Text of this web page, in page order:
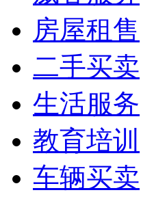
房屋租售
二手买卖
生活服务
教育培训
车辆买卖